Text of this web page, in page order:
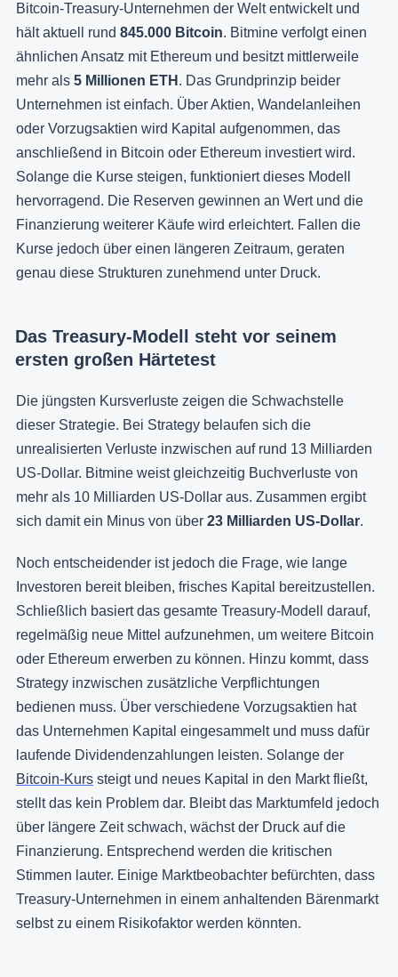
Bitcoin-Treasury-Unternehmen der Welt entwickelt und
hält aktuell rund 845.000 Bitcoin. Bitmine verfolgt einen
ähnlichen Ansatz mit Ethereum und besitzt mittlerweile
mehr als 5 Millionen ETH . Das Grundprinzip beider
Unternehmen ist einfach. Über Aktien, Wandelanleihen
oder Vorzugsaktien wird Kapital aufgenommen, das
anschließend in Bitcoin oder Ethereum investiert wird.
Solange die Kurse steigen, funktioniert dieses Modell
hervorragend. Die Reserven gewinnen an Wert und die
Finanzierung weiterer Käufe wird erleichtert. Fallen die
Kurse jedoch über einen längeren Zeitraum, geraten
genau diese Strukturen zunehmend unter Druck.
Das Treasury-Modell steht vor seinem
ersten großen Härtetest
Die jüngsten Kursverluste zeigen die Schwachstelle
dieser Strategie. Bei Strategy belaufen sich die
unrealisierten Verluste inzwischen auf rund 13 Milliarden
US-Dollar. Bitmine weist gleichzeitig Buchverluste von
mehr als 10 Milliarden US-Dollar aus. Zusammen ergibt
sich damit ein Minus von über 23 Milliarden US-Dollar.
Noch entscheidender ist jedoch die Frage, wie lange
Investoren bereit bleiben, frisches Kapital bereitzustellen.
Schließlich basiert das gesamte Treasury-Modell darauf,
regelmäßig neue Mittel aufzunehmen, um weitere Bitcoin
oder Ethereum erwerben zu können. Hinzu kommt, dass
Strategy inzwischen zusätzliche Verpflichtungen
bedienen muss. Über verschiedene Vorzugsaktien hat
das Unternehmen Kapital eingesammelt und muss dafür
laufende Dividendenzahlungen leisten. Solange der
Bitcoin-Kurs steigt und neues Kapital in den Markt fließt,
stellt das kein Problem dar. Bleibt das Marktumfeld jedoch
über längere Zeit schwach, wächst der Druck auf die
Finanzierung. Entsprechend werden die kritischen
Stimmen lauter. Einige Marktbeobachter befürchten, dass
Treasury-Unternehmen in einem anhaltenden Bärenmarkt
selbst zu einem Risikofaktor werden könnten.